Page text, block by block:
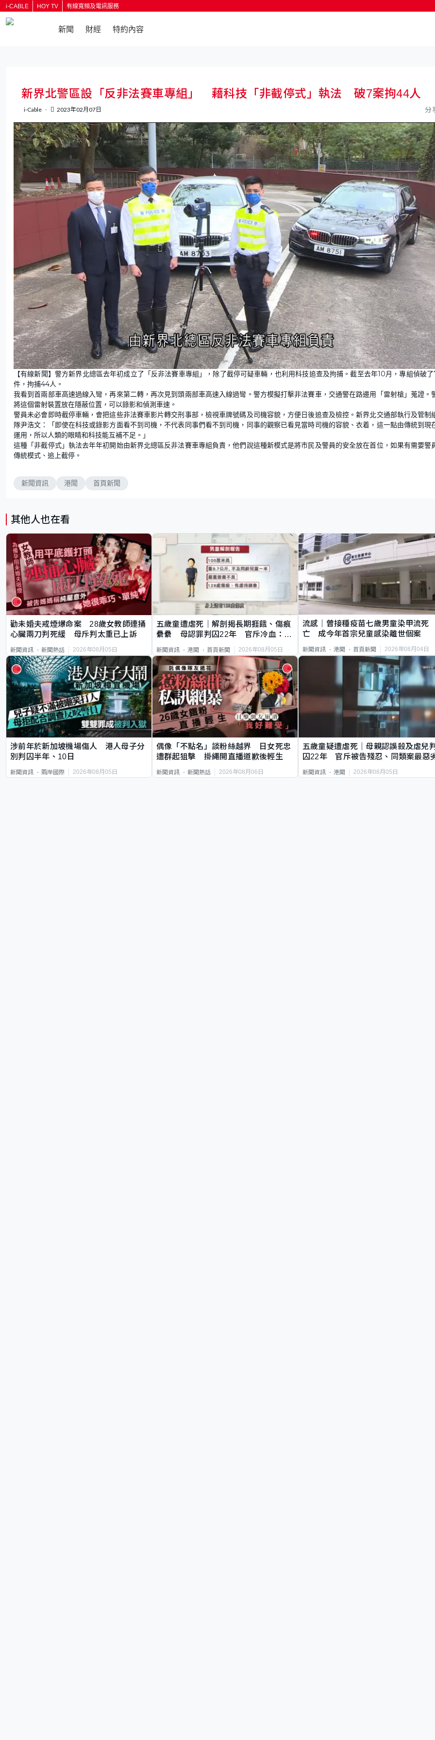
i-CABLE HOY TV 有線寬頻及電訊服務
新聞 財經 特約內容
新界北警區設「反非法賽車專組」 藉科技「非截停式」執法 破7案拘44人
i-Cable 2023年02月07日 分
【有線新聞】警方新界北總區去年初成立了「反非法賽車專組」，除了截停可疑車輛，也利用科技追查及拘捕。截至去年10月，專組偵破
件，拘捕44人。
我看到首兩部車高速過線入彎，再來第二轉，再次見到頭兩部車高速入線過彎。警方模擬打擊非法賽車，交通警在路邊用「雷射槍」蒐證。
將這個雷射裝置放在隱蔽位置，可以錄影和偵測車速。
警員未必會即時截停車輛，會把這些非法賽車影片轉交刑事部，檢視車牌號碼及司機容貌，方便日後追查及檢控。新界北交通部執行及管制
隊尹浩文：「即使在科技或錄影方面看不到司機，不代表同事們看不到司機，同事的觀察已看見當時司機的容貌、衣着，這一點由傳統到現
運用，所以人類的眼睛和科技能互補不足。」
這種「非截停式」執法去年年初開始由新界北總區反非法賽車專組負責，他們說這種新模式是將市民及警員的安全放在首位，如果有需要警
傳統模式、追上截停。
新聞資訊 港聞 首頁新聞
其他人也在看
勸未婚夫戒煙爆命案 28歲女教師連捅
心臟兩刀判死緩 母斥判太重已上訴
新聞資訊 新聞熱話 2026年08月05日
五歲童遭虐死｜解剖揭長期捱餓、傷痕
纍纍 母認罪判囚22年 官斥冷血：同
新聞資訊 港聞 首頁新聞 2026年08月05日
流感｜曾接種疫苗七歲男童染甲流死
亡 成今年首宗兒童感染離世個案
新聞資訊 港聞 首頁新聞 2026年08月04日
涉前年於新加坡機場傷人 港人母子分
別判囚半年、10日
新聞資訊 兩岸國際 2026年08月05日
偶像「不點名」談粉絲越界 日女死忠
遭群起狙擊 掛繩開直播道歉後輕生
新聞資訊 新聞熱話 2026年08月06日
五歲童疑遭虐死｜母親認誤殺及虐兒
囚22年 官斥被告殘忍、同類案最惡
新聞資訊 港聞 2026年08月05日